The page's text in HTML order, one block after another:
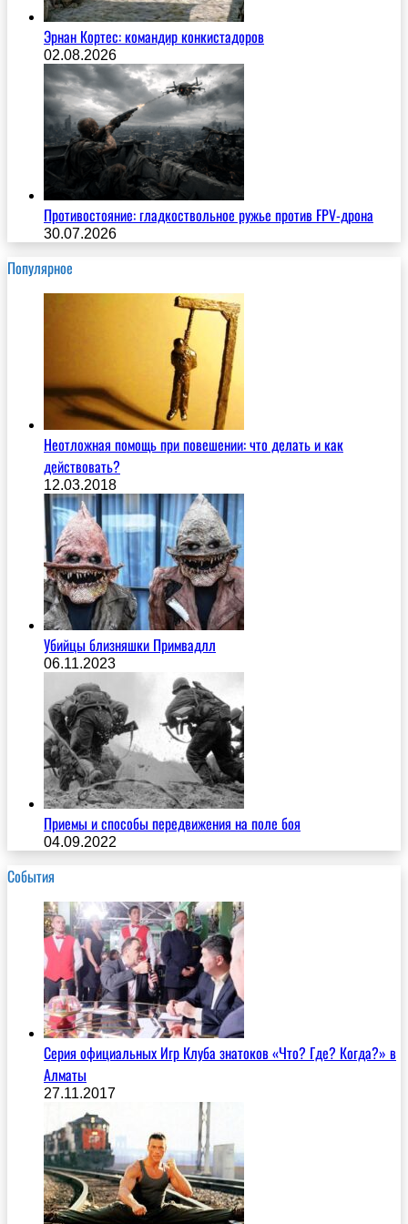
Эрнан Кортес: командир конкистадоров
02.08.2026
Противостояние: гладкоствольное ружье против FPV-дрона
30.07.2026
Популярное
Неотложная помощь при повешении: что делать и как
действовать?
12.03.2018
Убийцы близняшки Примвадлл
06.11.2023
Приемы и способы передвижения на поле боя
04.09.2022
События
Серия официальных Игр Клуба знатоков «Что? Где? Когда?» в
Алматы
27.11.2017